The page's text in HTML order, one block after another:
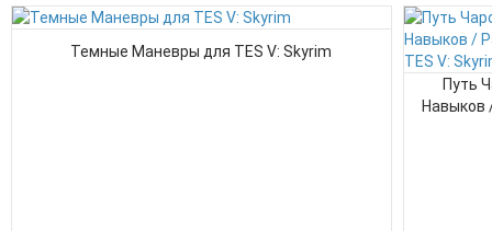
Темные Маневры для TES V: Skyrim
Путь
Навыков